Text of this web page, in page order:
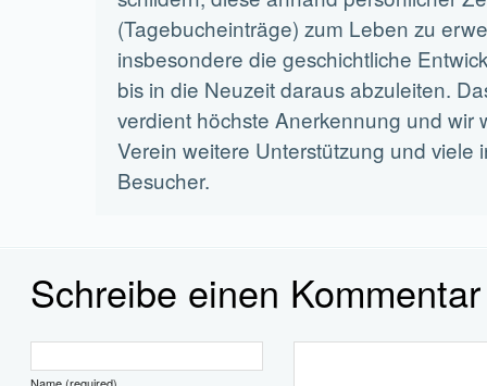
(Tagebucheinträge) zum Leben zu
insbesondere die geschichtliche
bis in die Neuzeit daraus abzuleiten.
verdient höchste Anerkennung und wir
Verein weitere Unterstützung und viele
Besucher.
Schreibe einen Kommentar